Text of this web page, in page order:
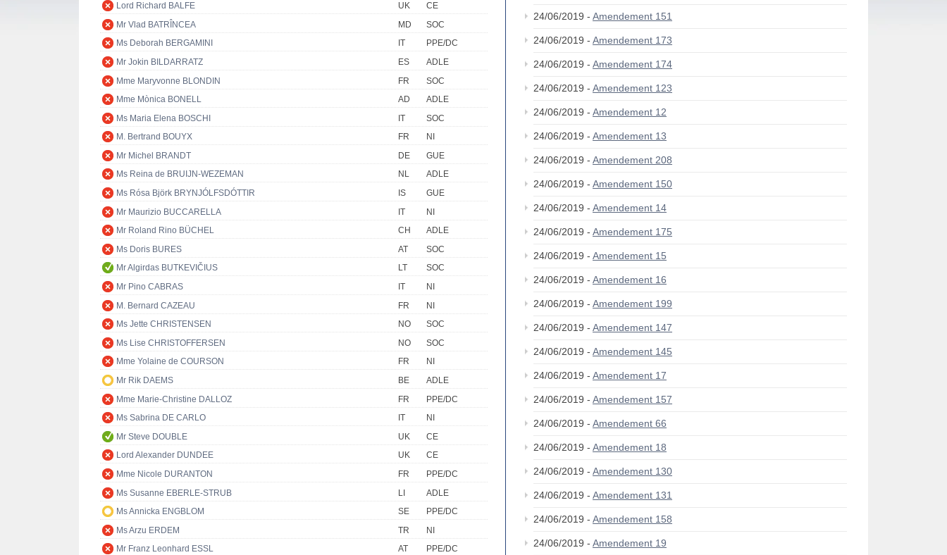
Lord Richard BALFE
UK
CE
Mr Vlad BATRÎNCEA
MD
SOC
Ms Deborah BERGAMINI
IT
PPE/DC
Mr Jokin BILDARRATZ
ES
ADLE
Mme Maryvonne BLONDIN
FR
SOC
Mme Mònica BONELL
AD
ADLE
Ms Maria Elena BOSCHI
IT
SOC
M. Bertrand BOUYX
FR
NI
Mr Michel BRANDT
DE
GUE
Ms Reina de BRUIJN-WEZEMAN
NL
ADLE
Ms Rósa Björk BRYNJÓLFSDÓTTIR
IS
GUE
Mr Maurizio BUCCARELLA
IT
NI
Mr Roland Rino BÜCHEL
CH
ADLE
Ms Doris BURES
AT
SOC
Mr Algirdas BUTKEVIČIUS
LT
SOC
Mr Pino CABRAS
IT
NI
M. Bernard CAZEAU
FR
NI
Ms Jette CHRISTENSEN
NO
SOC
Ms Lise CHRISTOFFERSEN
NO
SOC
Mme Yolaine de COURSON
FR
NI
Mr Rik DAEMS
BE
ADLE
Mme Marie-Christine DALLOZ
FR
PPE/DC
Ms Sabrina DE CARLO
IT
NI
Mr Steve DOUBLE
UK
CE
Lord Alexander DUNDEE
UK
CE
Mme Nicole DURANTON
FR
PPE/DC
Ms Susanne EBERLE-STRUB
LI
ADLE
Ms Annicka ENGBLOM
SE
PPE/DC
Ms Arzu ERDEM
TR
NI
Mr Franz Leonhard ESSL
AT
PPE/DC
24/06/2019 - Amendement 151
24/06/2019 - Amendement 173
24/06/2019 - Amendement 174
24/06/2019 - Amendement 123
24/06/2019 - Amendement 12
24/06/2019 - Amendement 13
24/06/2019 - Amendement 208
24/06/2019 - Amendement 150
24/06/2019 - Amendement 14
24/06/2019 - Amendement 175
24/06/2019 - Amendement 15
24/06/2019 - Amendement 16
24/06/2019 - Amendement 199
24/06/2019 - Amendement 147
24/06/2019 - Amendement 145
24/06/2019 - Amendement 17
24/06/2019 - Amendement 157
24/06/2019 - Amendement 66
24/06/2019 - Amendement 18
24/06/2019 - Amendement 130
24/06/2019 - Amendement 131
24/06/2019 - Amendement 158
24/06/2019 - Amendement 19